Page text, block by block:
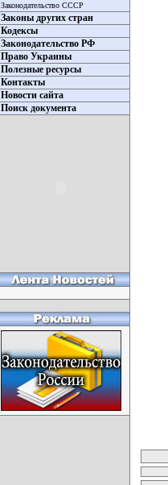
Законодательство СССР
Законы других стран
Кодексы
Законодательство РФ
Право Украины
Полезные ресурсы
Контакты
Новости сайта
Поиск документа